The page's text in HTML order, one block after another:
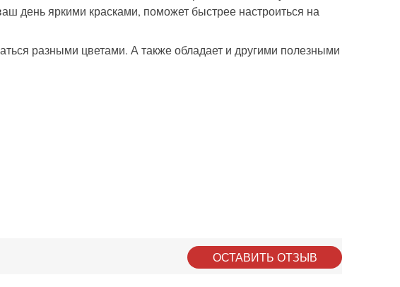
день яркими красками, поможет быстрее настроиться на
разными цветами. А также обладает и другими полезными
ОСТАВИТЬ ОТЗЫВ